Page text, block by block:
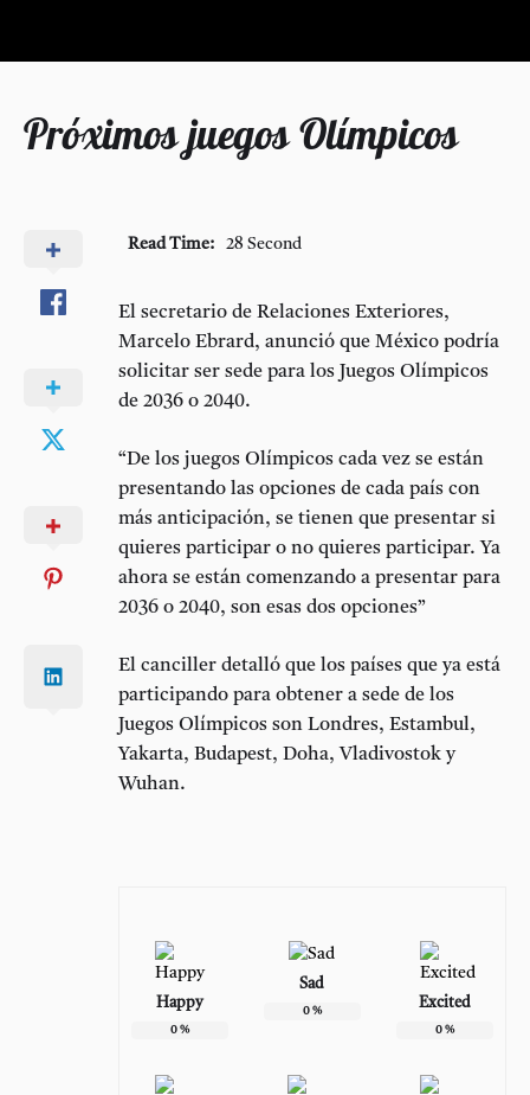
Próximos juegos Olímpicos
Read Time: 28 Second
El secretario de Relaciones Exteriores,
Marcelo Ebrard, anunció que México podría
solicitar ser sede para los Juegos Olímpicos
de 2036 o 2040.
“De los juegos Olímpicos cada vez se están
presentando las opciones de cada país con
más anticipación, se tienen que presentar si
quieres participar o no quieres participar. Ya
ahora se están comenzando a presentar para
2036 o 2040, son esas dos opciones”
El canciller detalló que los países que ya está
participando para obtener a sede de los
Juegos Olímpicos son Londres, Estambul,
Yakarta, Budapest, Doha, Vladivostok y
Wuhan.
Happy
0%
Sad
0% Excited
0%